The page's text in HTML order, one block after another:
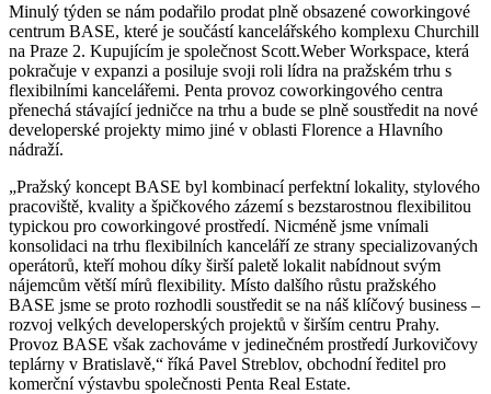
Minulý týden se nám podařilo prodat plně obsazené coworkingové
centrum BASE, které je součástí kancelářského komplexu Churchill
na Praze 2. Kupujícím je společnost Scott.Weber Workspace, která
pokračuje v expanzi a posiluje svoji roli lídra na pražském trhu s
flexibilními kancelářemi. Penta provoz coworkingového centra
přenechá stávající jedničce na trhu a bude se plně soustředit na nové
developerské projekty mimo jiné v oblasti Florence a Hlavního
nádraží.
„Pražský koncept BASE byl kombinací perfektní lokality, stylového
pracoviště, kvality a špičkového zázemí s bezstarostnou flexibilitou
typickou pro coworkingové prostředí. Nicméně jsme vnímali
konsolidaci na trhu flexibilních kanceláří ze strany specializovaných
operátorů, kteří mohou díky širší paletě lokalit nabídnout svým
nájemcům větší mírů flexibility. Místo dalšího růstu pražského
BASE jsme se proto rozhodli soustředit se na náš klíčový business –
rozvoj velkých developerských projektů v širším centru Prahy.
Provoz BASE však zachováme v jedinečném prostředí Jurkovičovy
teplárny v Bratislavě,“ říká Pavel Streblov, obchodní ředitel pro
komerční výstavbu společnosti Penta Real Estate.